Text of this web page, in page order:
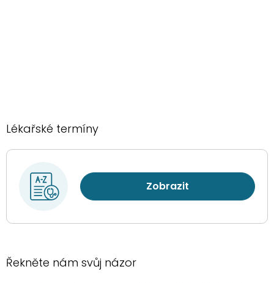
Lékařské termíny
Zobrazit
Řekněte nám svůj názor